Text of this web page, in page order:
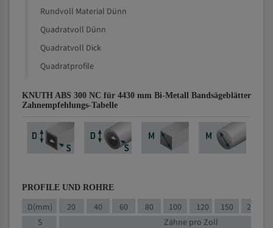
Rundvoll Material Dünn
Quadratvoll Dünn
Quadratvoll Dick
Quadratprofile
KNUTH ABS 300 NC für 4430 mm Bi-Metall Bandsägeblätter
Zahnempfehlungs-Tabelle
PROFILE UND ROHRE
D(mm) 20 40 60 80 100 120 150 200
S
Zähne pro Zoll